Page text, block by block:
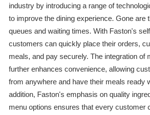
industry by introducing a range of
to improve the dining experience. Gone are
queues and waiting times. With Faston's
customers can quickly place their orders,
meals, and pay securely. The integration of
further enhances convenience, allowing
from anywhere and have their meals ready
addition, Faston's emphasis on quality
menu options ensures that every customer